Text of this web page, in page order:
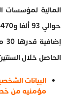
المالية لمؤسسات
الحاصل خلال
البيانات
مؤمنيه من